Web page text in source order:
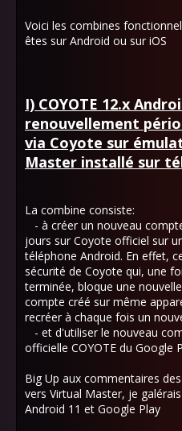
Voici les combines
êtes sur Android ou sur iOS
I) COYOTE 12.x
renouvellement
via Coyote sur
Master installé sur
La combine consiste:
- à créer un nouveau
jours sur Coyote officiel sur
téléphone Android. En effet,
sécurité de Coyote qui, une
terminée, bloque une
compte créé sur même
recréer à chaque fois un
- et d'utiliser le nouveau
officielle COYOTE du Google
Big Up aux commentaires
vers Virtual Master, je
Android 11 et Google Play